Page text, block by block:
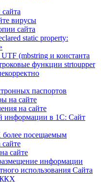
вирусы
сайта
static property:
(mbstring и константа
функции strtoupper
паспортов
на сайте
на сайте
информации в 1С: Сайт
более посещаемым
сайте
информации
использования Сайта